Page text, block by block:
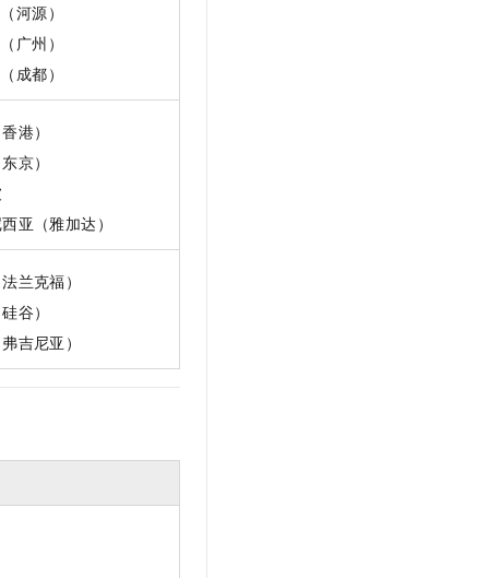
河源）
广州）
成都）
港）
京）
亚（雅加达）
兰克福）
谷）
吉尼亚）